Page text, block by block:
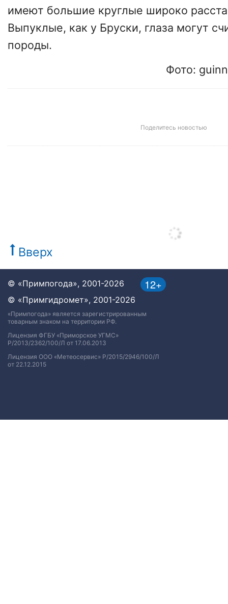
имеют большие круглые широко
Выпуклые, как у Бруски, глаза могут
породы.
Фото:
Поделитесь новостью
Вверх
12+
© «Примпогода», 2001-2026
© «Примгидромет», 2001-2026
«Примпогода» является зарегистрированным
товарным знаком на территории РФ.
Лицензия ФГБУ «Приморское УГМС»
Р/2013/2362/100/Л от 17.06.2013
Лицензия ООО «Метеосервис» Р/2015/2946/100/Л
от 22.12.2015